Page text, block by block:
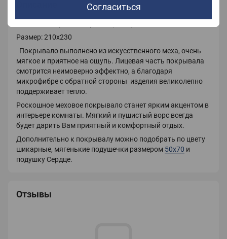
Согласиться
Размер: 210х230
Покрывало выполнено из искусственного меха, очень
мягкое и приятное на ощупь. Лицевая часть покрывала
смотрится неимоверно эффектно, а благодаря
микрофибре с обратной стороны изделия великолепно
поддерживает тепло.
Роскошное меховое покрывало станет ярким акцентом в
интерьере комнаты. Мягкий и пушистый ворс всегда
будет дарить Вам приятный и комфортный отдых.
Дополнительно к покрывалу можно подобрать по цвету
шикарные, мягенькие подушечки размером 50х70 и
подушку Сердце.
Отзывы